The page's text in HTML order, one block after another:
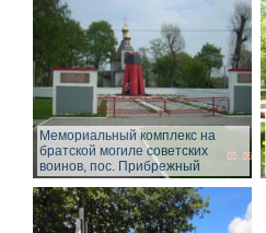
Мемориальный комплекс на
братской могиле советских
воинов, пос. Прибрежный